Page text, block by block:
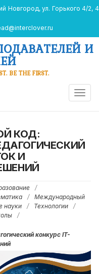
Новгород, ул. Горького 4/2, 4
И
BE THE FIRST.
КОД:
И
/
/
Международный
науки / Технологии
/
/
конкурс IT-